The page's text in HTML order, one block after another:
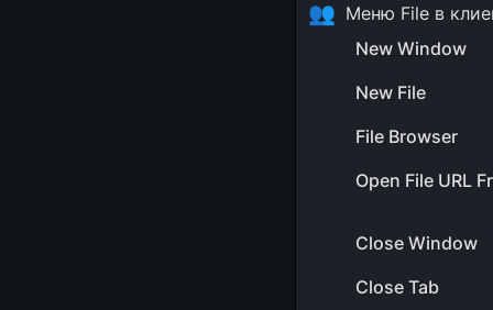
👥 Меню File в
New Window
New File
File Browser
Open File URL
Close Window
Close Tab